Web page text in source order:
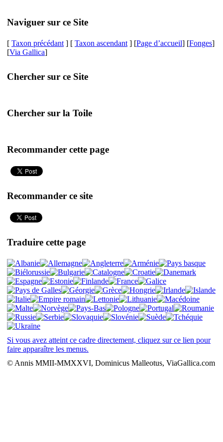
Naviguer sur ce Site
[ Taxon précédant ] [ Taxon ascendant ] [Page d’accueil] [Fonges]
[Via Gallica]
Chercher sur ce Site
Chercher sur la Toile
Recommander cette page
Recommander ce site
Traduire cette page
Si vous avez atteint ce cadre directement, cliquez sur ce lien pour
faire apparaître les menus.
© Annis MMII-MMXXVI, Dominicus Malleotus, ViaGallica.com